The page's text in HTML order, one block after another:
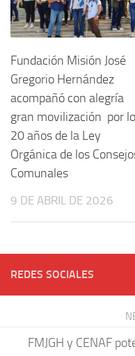
Fundación Misión José
Gregorio Hernández
acompañó con alegría
gran movilización por
20 años de la Ley
Orgánica de los
Comunales
9 DE ABRIL DE 2026
REDES SOCIALES
FMJGH y CENAF